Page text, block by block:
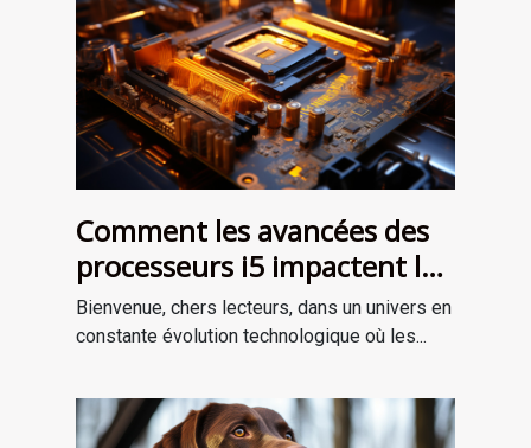
Comment les avancées des
processeurs i5 impactent le
marché des ordinateurs
portables
Bienvenue, chers lecteurs, dans un univers en
constante évolution technologique où les...